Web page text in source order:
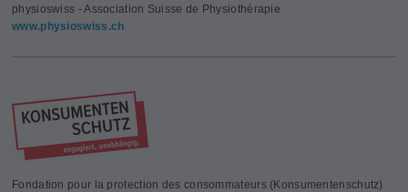
physioswiss - Association Suisse de Physiothérapie
www.physioswiss.ch
Fondation pour la protection des consommateurs (Konsumentenschutz)